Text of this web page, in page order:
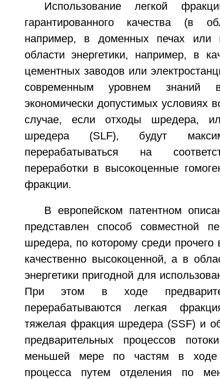
Использование легкой
гарантированного качества (в
например, в доменных печах или
области энергетики, например, в
цементных заводов или
современным уровнем знаний
экономически допустимых условиях
случае, если отходы шредера,
шредера (SLF), будут
перерабатываться на
переработки в высокоценные
фракции.
В европейском патентном
представлен способ совместной
шредера, по которому среди прочего
качественно высокоценной, а в
энергетики пригодной для
При этом в ходе
перерабатываются легкая
тяжелая фракция шредера (SSF) и
предварительных процессов
меньшей мере по частям в ходе
процесса путем отделения по